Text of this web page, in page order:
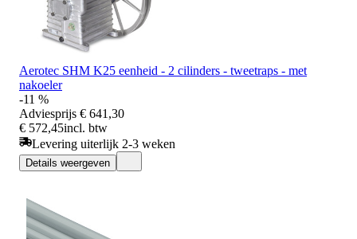
Aerotec SHM K25 eenheid - 2 cilinders - tweetraps - met
nakoeler
-11 %
Adviesprijs € 641,30
€ 572,45incl. btw
Levering uiterlijk 2-3 weken
Details weergeven